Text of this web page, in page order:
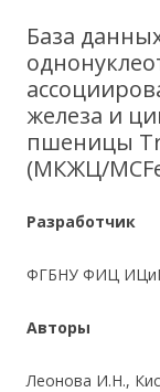
База
железа и
пшеницы
(МКЖЦ/
Разработчик
ФГБНУ ФИЦ
Авторы
Леонова И.Н.,